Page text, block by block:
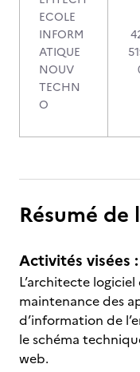
ECOLE
INFORM
ATIQUE
NOUV
TECHN
O
Résumé
Activités visées :
L’architecte
maintenance des
d’information de
le schéma
web.